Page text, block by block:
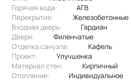
Горячая вода:
АГВ
Перекрытия:
железобетонные
Входная дверь:
Гардиан
Двери:
филенчатые
Отделка санузла:
кафель
Проект:
улучшенка
Материал стен:
Кирпичный
Отопление:
индивидуальное